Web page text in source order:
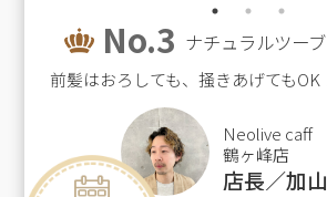
No.3 ナチュラルツー
前髪はおろしても、掻きあげてもOK
Neolive caff
鶴ヶ峰店
店長／加